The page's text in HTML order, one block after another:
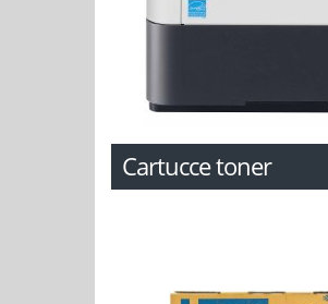
Cartucce toner